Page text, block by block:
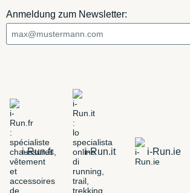
Anmeldung zum Newsletter:
i-Run.fr i-Run.it i-Run.ie